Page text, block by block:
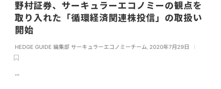
野村証券、サーキュラーエコノミーの観点を
取り入れた「循環経済関連株投信」の取扱い
開始
HEDGE GUIDE 編集部 サーキュラーエコノミーチーム 2020年7月29日
...